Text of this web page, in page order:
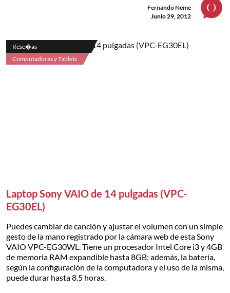
Fernando Neme
Junio 29, 2012
Rese�as
Computadoras y Tablets
Laptop Sony VAIO de 14 pulgadas (VPC-
EG30EL)
Puedes cambiar de canción y ajustar el volumen con un simple
gesto de la mano registrado por la cámara web de esta Sony
VAIO VPC-EG30WL. Tiene un procesador Intel Core i3 y 4GB
de memoria RAM expandible hasta 8GB; además, la batería,
según la configuración de la computadora y el uso de la misma,
puede durar hasta 8.5 horas.